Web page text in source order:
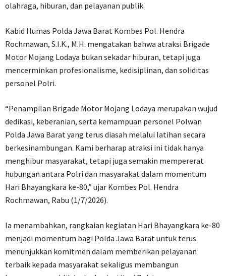
olahraga, hiburan, dan pelayanan publik.
Kabid Humas Polda Jawa Barat Kombes Pol. Hendra
Rochmawan, S.I.K., M.H. mengatakan bahwa atraksi Brigade
Motor Mojang Lodaya bukan sekadar hiburan, tetapi juga
mencerminkan profesionalisme, kedisiplinan, dan soliditas
personel Polri.
“Penampilan Brigade Motor Mojang Lodaya merupakan wujud
dedikasi, keberanian, serta kemampuan personel Polwan
Polda Jawa Barat yang terus diasah melalui latihan secara
berkesinambungan. Kami berharap atraksi ini tidak hanya
menghibur masyarakat, tetapi juga semakin mempererat
hubungan antara Polri dan masyarakat dalam momentum
Hari Bhayangkara ke-80,” ujar Kombes Pol. Hendra
Rochmawan, Rabu (1/7/2026).
Ia menambahkan, rangkaian kegiatan Hari Bhayangkara ke-80
menjadi momentum bagi Polda Jawa Barat untuk terus
menunjukkan komitmen dalam memberikan pelayanan
terbaik kepada masyarakat sekaligus membangun